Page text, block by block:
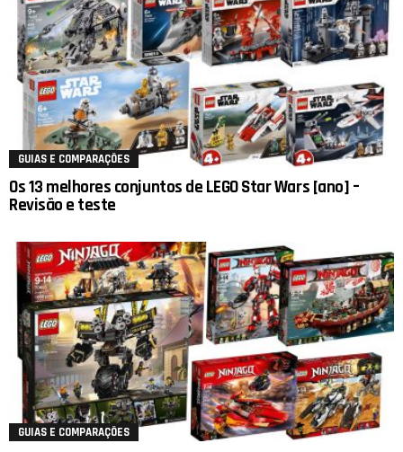
GUIAS E COMPARAÇÕES
Os 13 melhores conjuntos de LEGO Star Wars [ano] –
Revisão e teste
GUIAS E COMPARAÇÕES